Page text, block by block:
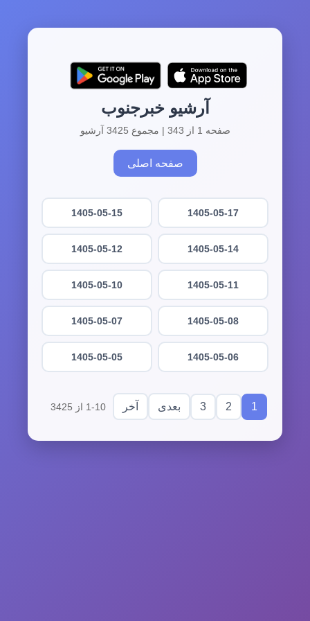
آرشیو خبرجنوب
صفحه 1 از 343 | مجموع 3425 آرشیو
صفحه اصلی
1405-05-17
1405-05-15
1405-05-14
1405-05-12
1405-05-11
1405-05-10
1405-05-08
1405-05-07
1405-05-06
1405-05-05
1
2
3 بعدی آخر 1-10 از 3425